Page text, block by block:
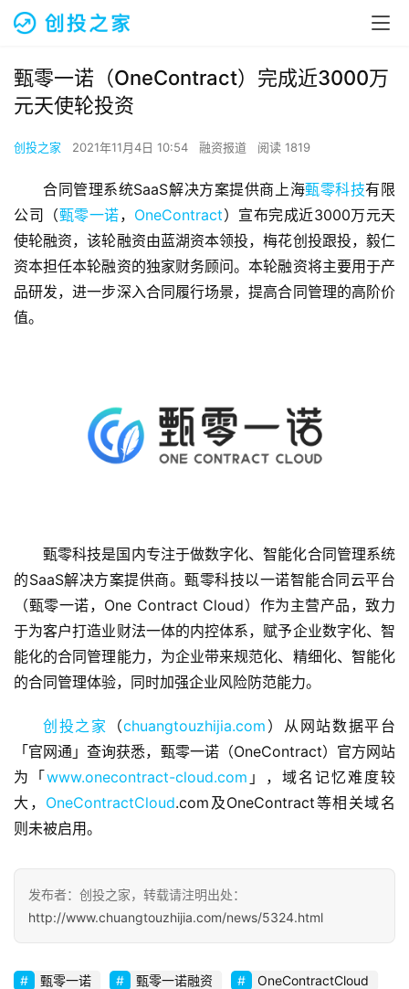
首
页
融
资
商
业
观
初
创
企
业
甄零一诺（OneContract）完成近3000万
元天使轮投资
创投之家 2021年11月4日 10:54 融资报道 阅读 1819
合同管理系统SaaS解决方案提供商上海甄零科技有限
公司（甄零一诺， OneContract）宣布完成近3000万元天
使轮融资，该轮融资由蓝湖资本领投，梅花创投跟投，毅仁
资本担任本轮融资的独家财务顾问。本轮融资将主要用于产
品研发，进一步深入合同履行场景，提高合同管理的高阶价
值。
甄零科技是国内专注于做数字化、智能化合同管理系统
的SaaS解决方案提供商。甄零科技以一诺智能合同云平台
（甄零一诺，One Contract Cloud）作为主营产品，致力
于为客户打造业财法一体的内控体系，赋予企业数字化、智
能化的合同管理能力，为企业带来规范化、精细化、智能化
的合同管理体验，同时加强企业风险防范能力。
创投之家 （chuangtouzhijia.com ）从网站数据平台
「官网通」查询获悉，甄零一诺（OneContract）官方网站
为「www.onecontract-cloud.com 」，域名记忆难度较
大， OneContractCloud.com及OneContract等相关域名
则未被启用。
发布者：创投之家，转载请注明出处：
http://www.chuangtouzhijia.com/news/5324.html
甄零一诺 甄零一诺融资
OneContractCloud